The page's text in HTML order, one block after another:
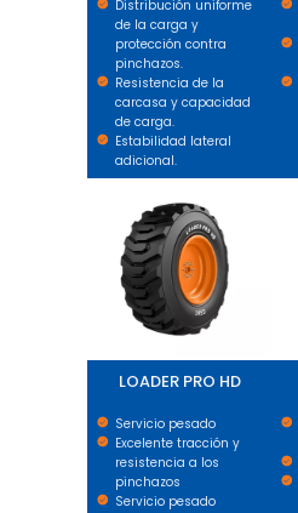
Distribución uniforme
de la carga y
protección contra
pinchazos.
Resistencia de la
carcasa y capacidad
de carga.
Estabilidad lateral
adicional.
LOADER PRO HD
Servicio pesado
Excelente tracción y
resistencia a los
pinchazos
Servicio pesado